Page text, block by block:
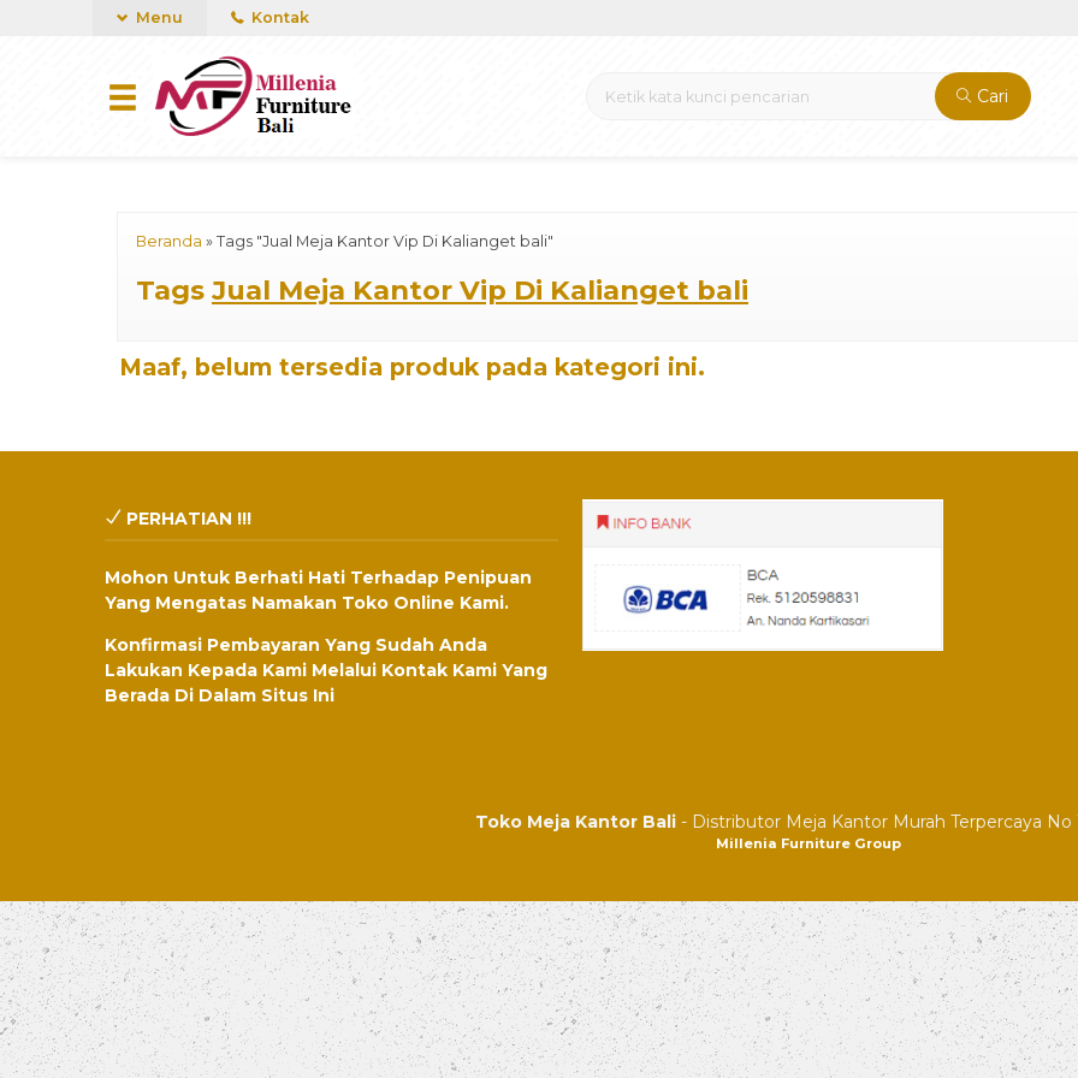
mUCn7CwGawCVTvwq7a99f4AgACOVgZvYEW65FFSDBf0
Menu Kontak
Cari
Beranda » Tags "Jual Meja Kantor Vip Di Kalianget bali"
Tags Jual Meja Kantor Vip Di Kalianget bali
Maaf, belum tersedia produk pada kategori ini.
PERHATIAN !!!
Mohon Untuk Berhati Hati Terhadap Penipuan
Yang Mengatas Namakan Toko Online Kami.
Konfirmasi Pembayaran Yang Sudah Anda
Lakukan Kepada Kami Melalui Kontak Kami Yang
Berada Di Dalam Situs Ini
Toko Meja Kantor Bali - Distributor Meja Kantor Murah Terpercaya No
Millenia Furniture Group